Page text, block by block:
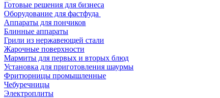
Готовые решения для бизнеса
Оборудование для фастфуда
Аппараты для пончиков
Блинные аппараты
Грили из нержавеющей стали
Жарочные поверхности
Мармиты для первых и вторых блюд
Установка для приготовления шаурмы
Фритюрницы промышленные
Чебуречницы
Электроплиты